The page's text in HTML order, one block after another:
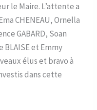
le Maire. L’attente a
CHENEAU, Ornella
GABARD, Soan
BLAISE et Emmy
élus et bravo à
dans cette